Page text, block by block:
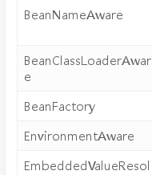
BeanNameAware
BeanClassLoaderAwar
e
BeanFactory
EnvironmentAware
EmbeddedValueResol